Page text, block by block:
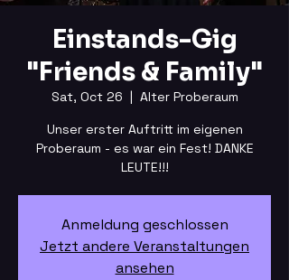
Einstands-Gig
"Friends & Family"
Sat, Oct 26
  |
Alter Proberaum
Unser erster Auftritt im eigenen
Proberaum - es war ein Fest! DANKE
LEUTE!!!
Anmeldung geschlossen
Jetzt andere Veranstaltungen
ansehen